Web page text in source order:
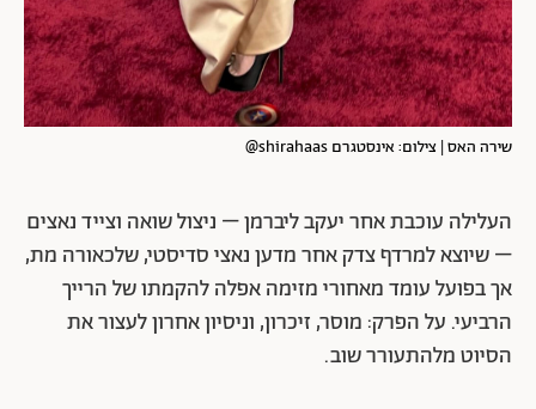
שירה האס | צילום: אינסטגרם shirahaas@
העלילה עוכבת אחר יעקב ליברמן – ניצול שואה וצייד נאצים
– שיוצא למרדף צדק אחר מדען נאצי סדיסטי, שלכאורה מת,
אך בפועל עומד מאחורי מזימה אפלה להקמתו של הרייך
הרביעי. על הפרק: מוסר, זיכרון, וניסיון אחרון לעצור את
הסיוט מלהתעורר שוב.